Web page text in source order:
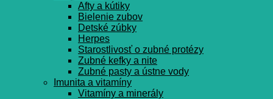
Afty a kútiky
Bielenie zubov
Detské zúbky
Herpes
Starostlivosť o zubné protézy
Zubné kefky a nite
Zubné pasty a ústne vody
Imunita a vitamíny
Vitamíny a minerály